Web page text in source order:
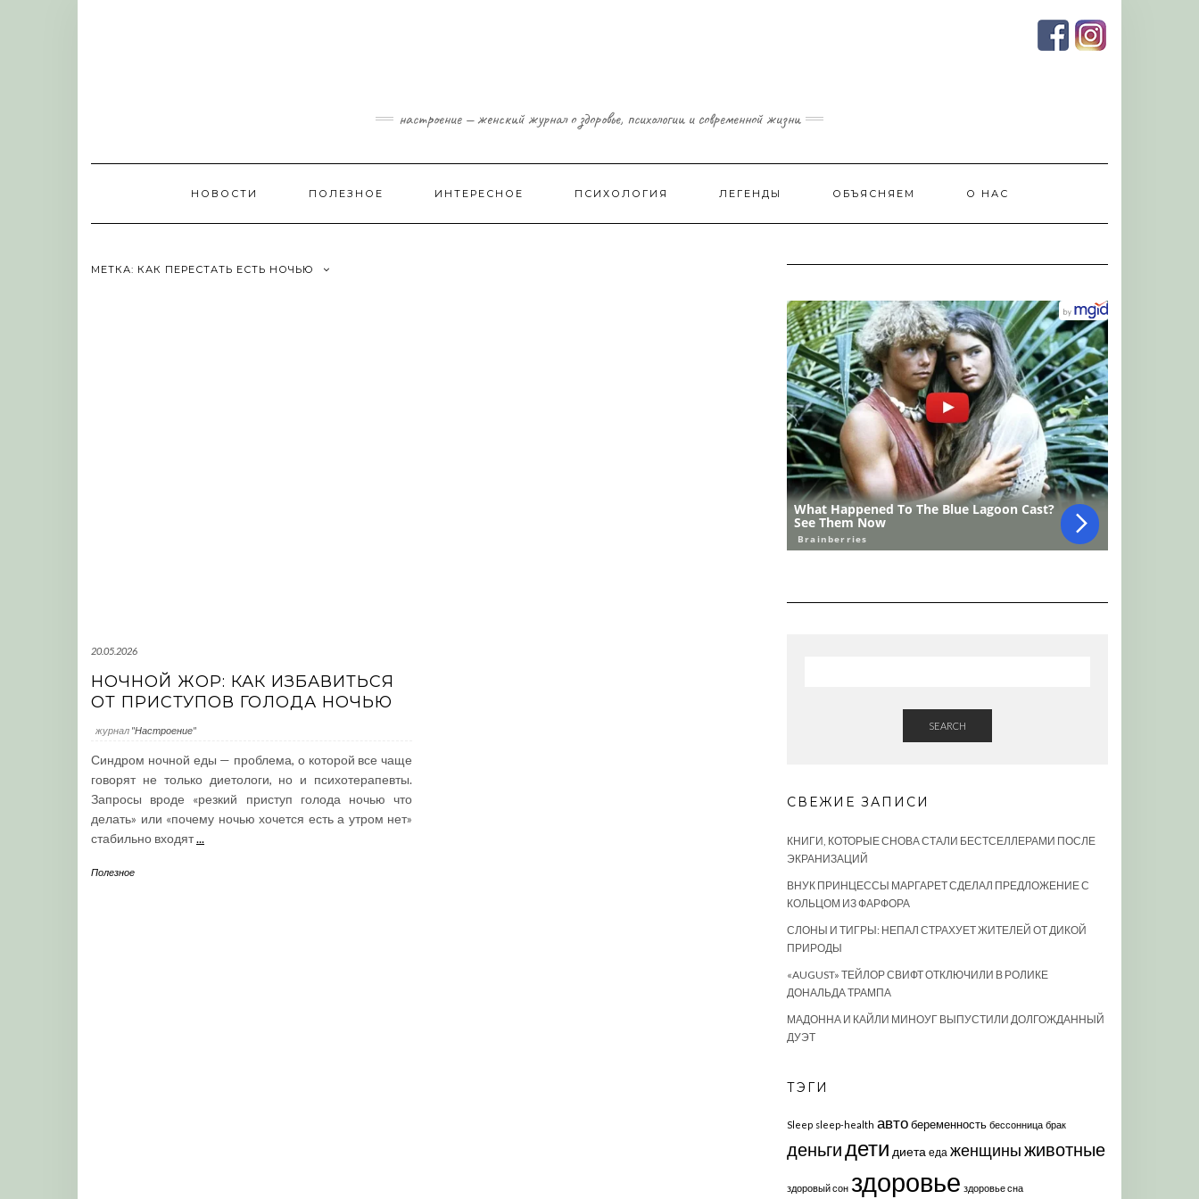
настроение — женский журнал о здоровье, психологии и современной жизни
НОВОСТИ ПОЛЕЗНОЕ ИНТЕРЕСНОЕ ПСИХОЛОГИЯ ЛЕГЕНДЫ ОБЪЯСНЯЕМ О НАС
МЕТКА: КАК ПЕРЕСТАТЬ ЕСТЬ НОЧЬЮ
20.05.2026
НОЧНОЙ ЖОР: КАК ИЗБАВИТЬСЯ
ОТ ПРИСТУПОВ ГОЛОДА НОЧЬЮ
журнал "Настроение"
Синдром ночной еды — проблема, о которой все чаще
говорят не только диетологи, но и психотерапевты.
Запросы вроде «резкий приступ голода ночью что
делать» или «почему ночью хочется есть а утром нет»
стабильно входят...
Полезное
SEARCH
СВЕЖИЕ ЗАПИСИ
КНИГИ, КОТОРЫЕ СНОВА СТАЛИ БЕСТСЕЛЛЕРАМИ ПОСЛЕ
ЭКРАНИЗАЦИЙ
ВНУК ПРИНЦЕССЫ МАРГАРЕТ СДЕЛАЛ ПРЕДЛОЖЕНИЕ С
КОЛЬЦОМ ИЗ ФАРФОРА
СЛОНЫ И ТИГРЫ: НЕПАЛ СТРАХУЕТ ЖИТЕЛЕЙ ОТ ДИКОЙ
ПРИРОДЫ
«AUGUST» ТЕЙЛОР СВИФТ ОТКЛЮЧИЛИ В РОЛИКЕ
ДОНАЛЬДА ТРАМПА
МАДОННА И КАЙЛИ МИНОУГ ВЫПУСТИЛИ ДОЛГОЖДАННЫЙ
ДУЭТ
ТЭГИ
Sleep sleep-health автобеременность бессонница брак
деньгидети диета еда женщиныживотные
здоровый сон здоровье здоровье сна